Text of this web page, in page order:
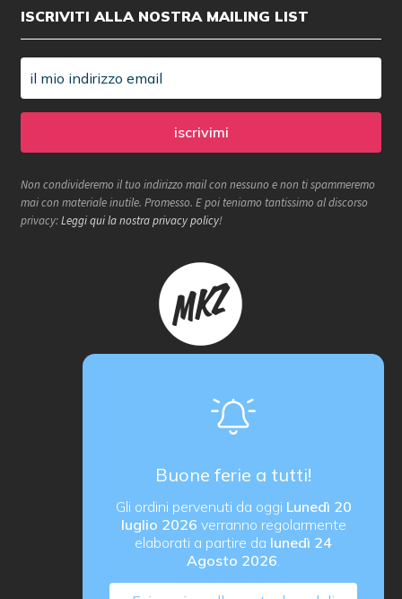
Buone ferie a tutti!
Gli ordini pervenuti da oggi Lunedì 20
luglio 2026 verranno regolarmente
elaborati a partire da lunedì 24
Agosto 2026.
ISCRIVITI ALLA NOSTRA MAILING LIST
Non condivideremo il tuo indirizzo mail con nessuno e non ti spammeremo
mai con materiale inutile. Promesso. E poi teniamo tantissimo al discorso
privacy:Leggi qui la nostra privacy policy!
proActiva / redcell
Sede operativa
via G. Ungaretti 14, 24040 Verdellino (BG) Italy
P. IVA IT03184540163